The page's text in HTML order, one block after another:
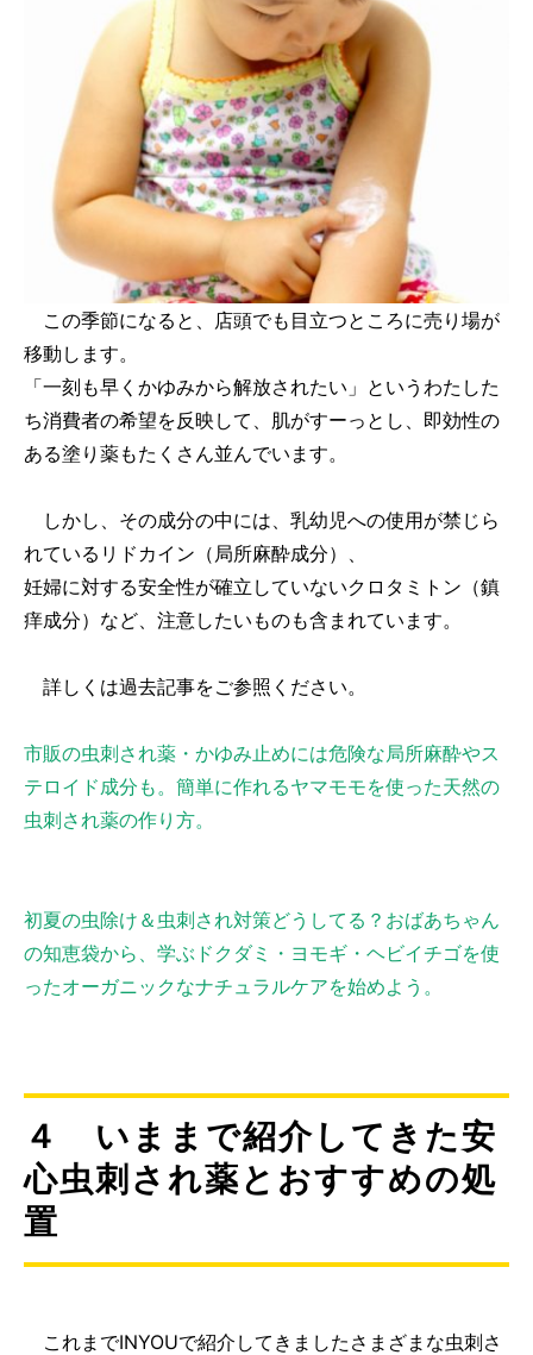
この季節になると、店頭でも目立つところに売り場が
移動します。
「一刻も早くかゆみから解放されたい」というわたした
ち消費者の希望を反映して、肌がすーっとし、即効性の
ある塗り薬もたくさん並んでいます。
しかし、その成分の中には、乳幼児への使用が禁じら
れているリドカイン（局所麻酔成分）、
妊婦に対する安全性が確立していないクロタミトン（鎮
痒成分）など、注意したいものも含まれています。
詳しくは過去記事をご参照ください。
市販の虫刺され薬・かゆみ止めには危険な局所麻酔やス
テロイド成分も。簡単に作れるヤマモモを使った天然の
虫刺され薬の作り方。
初夏の虫除け＆虫刺され対策どうしてる？おばあちゃん
の知恵袋から、学ぶドクダミ・ヨモギ・ヘビイチゴを使
ったオーガニックなナチュラルケアを始めよう。
４ いままで紹介してきた安
心虫刺され薬とおすすめの処
置
これまでINYOUで紹介してきましたさまざまな虫刺さ